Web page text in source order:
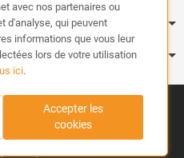
réservés.
avec nos partenaires ou
d'analyse, qui peuvent
informations que vous leur
lors de votre utilisation
ici.
Accepter les
cookies